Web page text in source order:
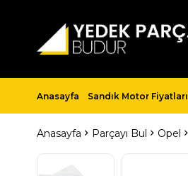
Anasayfa Sandık Motor Fiyatları
Anasayfa Parçayı Bul Opel